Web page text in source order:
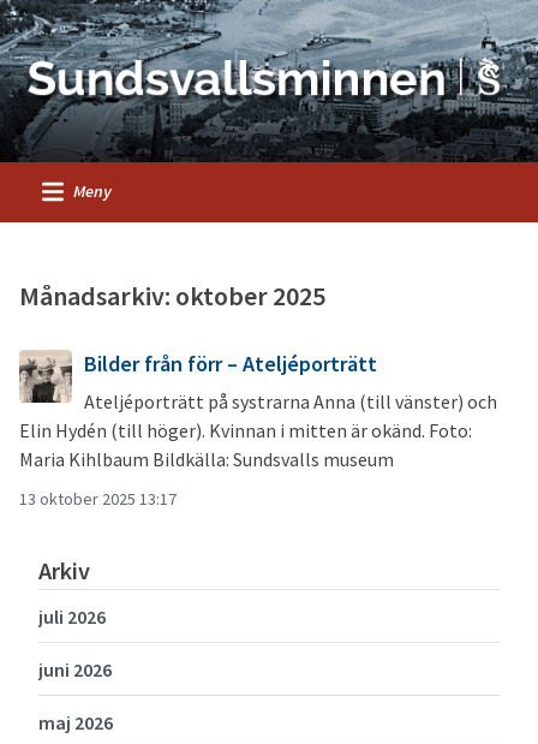
Meny
Månadsarkiv: oktober 2025
Bilder från förr – Ateljéporträtt
Ateljéporträtt på systrarna Anna (till vänster) och
Elin Hydén (till höger). Kvinnan i mitten är okänd. Foto:
Maria Kihlbaum Bildkälla: Sundsvalls museum
13 oktober 2025 13:17
Arkiv
juli 2026
juni 2026
maj 2026